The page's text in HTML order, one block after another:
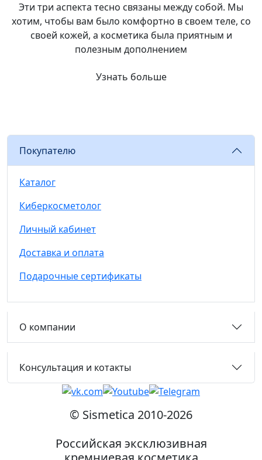
Эти три аспекта тесно связаны между собой. Мы
хотим, чтобы вам было комфортно в своем теле, со
своей кожей, а косметика была приятным и
полезным дополнением
Узнать больше
Покупателю
Каталог
Киберкосметолог
Личный кабинет
Доставка и оплата
Подарочные сертификаты
О компании
Консультация и котакты
© Sismetica 2010-2026
Российская эксклюзивная